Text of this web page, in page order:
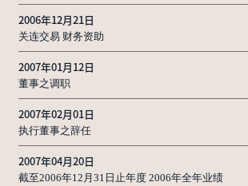
2006年12月21日
关连交易 财务资助
2007年01月12日
董事之调职
2007年02月01日
执行董事之辞任
2007年04月20日
截至2006年12月31日止年度 2006年全年业绩